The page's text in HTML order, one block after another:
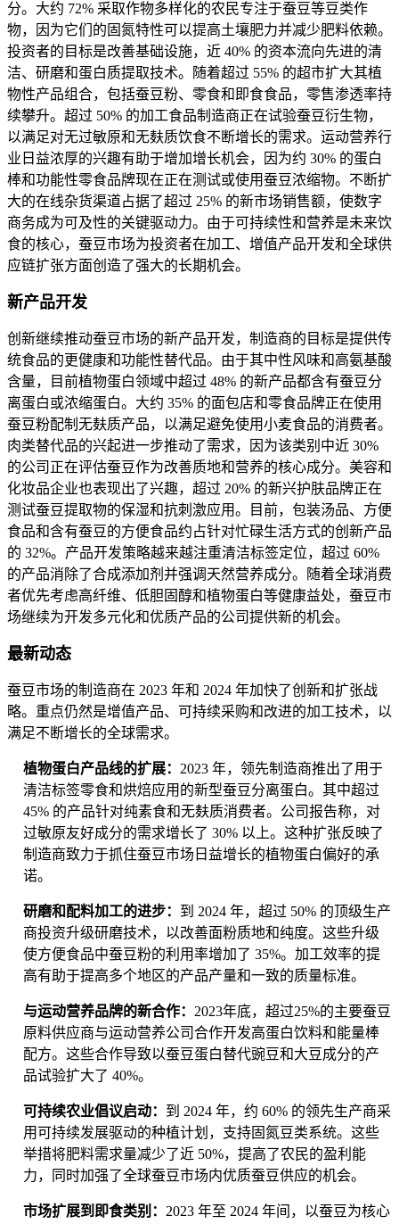
分。大约 72% 采取作物多样化的农民专注于蚕豆等豆类作
物，因为它们的固氮特性可以提高土壤肥力并减少肥料依赖。
投资者的目标是改善基础设施，近 40% 的资本流向先进的清
洁、研磨和蛋白质提取技术。随着超过 55% 的超市扩大其植
物性产品组合，包括蚕豆粉、零食和即食食品，零售渗透率持
续攀升。超过 50% 的加工食品制造商正在试验蚕豆衍生物，
以满足对无过敏原和无麸质饮食不断增长的需求。运动营养行
业日益浓厚的兴趣有助于增加增长机会，因为约 30% 的蛋白
棒和功能性零食品牌现在正在测试或使用蚕豆浓缩物。不断扩
大的在线杂货渠道占据了超过 25% 的新市场销售额，使数字
商务成为可及性的关键驱动力。由于可持续性和营养是未来饮
食的核心，蚕豆市场为投资者在加工、增值产品开发和全球供
应链扩张方面创造了强大的长期机会。
新产品开发
创新继续推动蚕豆市场的新产品开发，制造商的目标是提供传
统食品的更健康和功能性替代品。由于其中性风味和高氨基酸
含量，目前植物蛋白领域中超过 48% 的新产品都含有蚕豆分
离蛋白或浓缩蛋白。大约 35% 的面包店和零食品牌正在使用
蚕豆粉配制无麸质产品，以满足避免使用小麦食品的消费者。
肉类替代品的兴起进一步推动了需求，因为该类别中近 30%
的公司正在评估蚕豆作为改善质地和营养的核心成分。美容和
化妆品企业也表现出了兴趣，超过 20% 的新兴护肤品牌正在
测试蚕豆提取物的保湿和抗刺激应用。目前，包装汤品、方便
食品和含有蚕豆的方便食品约占针对忙碌生活方式的创新产品
的 32%。产品开发策略越来越注重清洁标签定位，超过 60%
的产品消除了合成添加剂并强调天然营养成分。随着全球消费
者优先考虑高纤维、低胆固醇和植物蛋白等健康益处，蚕豆市
场继续为开发多元化和优质产品的公司提供新的机会。
最新动态
蚕豆市场的制造商在 2023 年和 2024 年加快了创新和扩张战
略。重点仍然是增值产品、可持续采购和改进的加工技术，以
满足不断增长的全球需求。
植物蛋白产品线的扩展： 2023 年，领先制造商推出了用于
清洁标签零食和烘焙应用的新型蚕豆分离蛋白。其中超过
45% 的产品针对纯素食和无麸质消费者。公司报告称，对
过敏原友好成分的需求增长了 30% 以上。这种扩张反映了
制造商致力于抓住蚕豆市场日益增长的植物蛋白偏好的承
诺。
研磨和配料加工的进步： 到 2024 年，超过 50% 的顶级生产
商投资升级研磨技术，以改善面粉质地和纯度。这些升级
使方便食品中蚕豆粉的利用率增加了 35%。加工效率的提
高有助于提高多个地区的产品产量和一致的质量标准。
与运动营养品牌的新合作： 2023年底，超过25%的主要蚕豆
原料供应商与运动营养公司合作开发高蛋白饮料和能量棒
配方。这些合作导致以蚕豆蛋白替代豌豆和大豆成分的产
品试验扩大了 40%。
可持续农业倡议启动： 到 2024 年，约 60% 的领先生产商采
用可持续发展驱动的种植计划，支持固氮豆类系统。这些
举措将肥料需求量减少了近 50%，提高了农民的盈利能
力，同时加强了全球蚕豆市场内优质蚕豆供应的机会。
市场扩展到即食类别： 2023 年至 2024 年间，以蚕豆为核心